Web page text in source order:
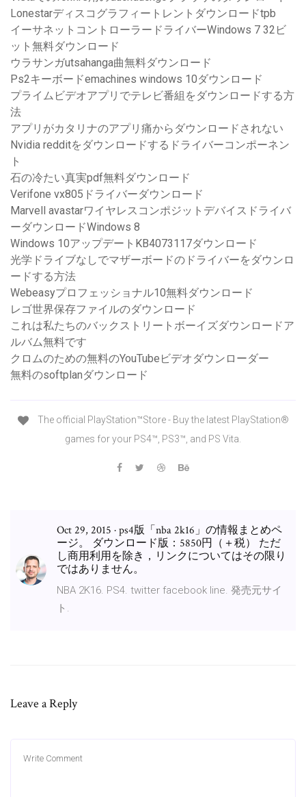
Lonestarディスコグラフィートレントダウンロードtpb
イーサネットコントローラードライバーWindows 7 32ビ
ット無料ダウンロード
ウラサンガutsahanga曲無料ダウンロード
Ps2キーボードemachines windows 10ダウンロード
プライムビデオアプリでテレビ番組をダウンロードする方
法
アプリがカタリナのアプリ痛からダウンロードされない
Nvidia redditをダウンロードするドライバーコンポーネン
ト
石の冷たい真実pdf無料ダウンロード
Verifone vx805ドライバーダウンロード
Marvell avastarワイヤレスコンポジットデバイスドライバ
ーダウンロードWindows 8
Windows 10アップデートKB4073117ダウンロード
光学ドライブなしでマザーボードのドライバーをダウンロ
ードする方法
Webeasyプロフェッショナル10無料ダウンロード
レゴ世界保存ファイルのダウンロード
これは私たちのバックストリートボーイズダウンロードア
ルバム無料です
クロムのための無料のYouTubeビデオダウンローダー
無料のsoftplanダウンロード
The official PlayStation™Store - Buy the latest PlayStation®
games for your PS4™, PS3™, and PS Vita.
Oct 29, 2015 · ps4版「nba 2k16」の情報まとめペ
ージ。 ダウンロード版：5850円（＋税） ただ
し商用利用を除き，リンクについてはその限り
ではありません。
NBA 2K16. PS4. twitter facebook line. 発売元サイ
ト.
Leave a Reply